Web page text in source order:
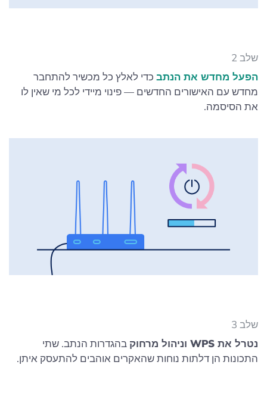
שלב 2
הפעל מחדש את הנתב כדי לאלץ כל מכשיר להתחבר
מחדש עם האישורים החדשים — פינוי מיידי לכל מי שאין לו
את הסיסמה.
שלב 3
נטרל את WPS וניהול מרחוק
בהגדרות הנתב. שתי
התכונות הן דלתות נוחות שהאקרים אוהבים להתעסק איתן.